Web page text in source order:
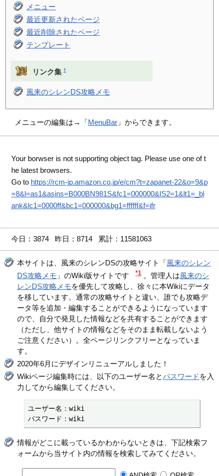
メニュー
最近更新されたページ
最近削除されたページ
テンプレート
リンク集 †
風来のシレンDS攻略メモ
メニューの編集は→「 MenuBar 」からできます。
Your borwser is not supporting object tag. Please use one of t
he latest browsers.
Go to https://rcm-jp.amazon.co.jp/e/cm?t=zapanet-22&o=9&p
=8&l=as1&asins=B000BN981S&fc1=000000&IS2=1&lt1=_bl
ank&lc1=0000ff&bc1=000000&bg1=ffffff&f=ifr
今日：3874 昨日：8714 累計：11581063
本サイトは、風来のシレンDSの攻略サイト「風来のシレン
DS攻略メモ 」のWiki版サイトです *1 。管理人は風来のシ
レンDS攻略メモを優先して攻略し、徐々に本Wikiにデータ
を移しています。通常の攻略サイトと違い、誰でも攻略デ
ータ等を追加・編集することができるようになっています
ので、自分で発見した情報などを共有することができます
（ただし、他サイトの情報などをそのまま転載しないよう
ご注意ください）。全ページリンクフリーとなっていま
す。
2020年6月にデザインリニューアルしました！
Wikiページ編集時には、以下のユーザー名とパスワード を入
力してから編集してください。
ユーザー名：wiki
パスワード：wiki
情報がどこに載っているかわからないときは、下記検索フ
ォームから当サイト内の情報を検索してみてください。